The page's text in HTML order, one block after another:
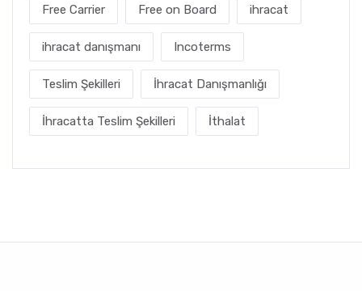
Free Carrier Free on Board ihracat
ihracat danışmanı Incoterms
Teslim Şekilleri İhracat Danışmanlığı
İhracatta Teslim Şekilleri İthalat